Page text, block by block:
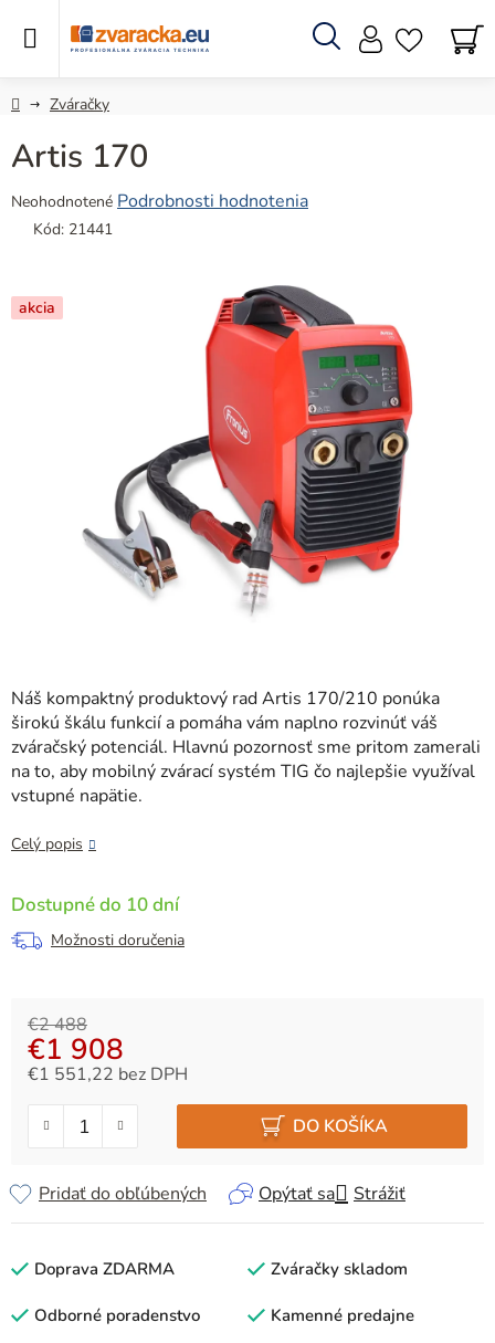
Hľadať
DomovZváračky
Náš kompaktný produktový rad Artis 170/210 ponúka
širokú škálu funkcií a pomáha vám naplno rozvinúť váš
zváračský potenciál. Hlavnú pozornosť sme pritom zamerali
na to, aby mobilný zvárací systém TIG čo najlepšie využíval
vstupné napätie.
Celý popis
Dostupné do 10 dní
Možnosti doručenia
€2 488
€1 908
€1 551,22 bez DPH
DO KOŠÍKA
Opýtať sa Strážiť
Pridať do obľúbených
Artis 170
Priemerné
hodnotenie
0,0
z
Neohodnotené Podrobnosti hodnotenia
Kód: 21441
akcia
Doprava ZDARMA Zváračky skladom
Odborné poradenstvo Kamenné predajne